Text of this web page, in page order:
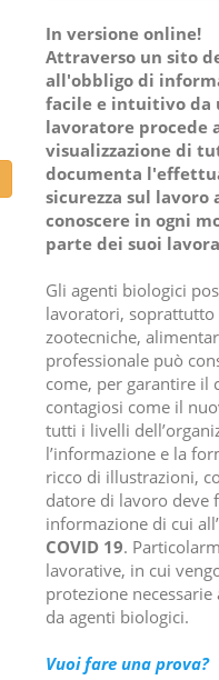
In versione online!
Attraverso un sito
all'obbligo di
facile e intuitivo da
lavoratore procede
visualizzazione di
documenta
sicurezza sul lavoro
conoscere in ogni
parte dei suoi
Gli agenti biologici
lavoratori, soprattutto
zootecniche,
professionale può
come, per garantire il
contagiosi come il
tutti i livelli
l’informazione e la
ricco di illustrazioni,
datore di lavoro deve
informazione di cui
COVID 19.
lavorative, in cui
protezione
da agenti biologici.
Vuoi fare una prova?